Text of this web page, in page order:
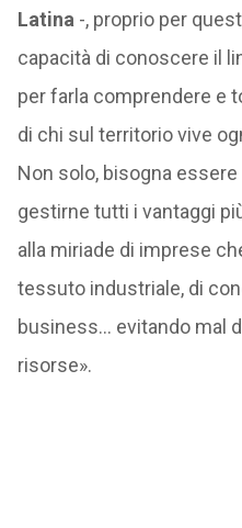
Latina -, proprio per
capacità di conoscere il
per farla comprendere e
di chi sul territorio vive
Non solo, bisogna
gestirne tutti i vantaggi
alla miriade di imprese
tessuto industriale, di
business… evitando mal
risorse».